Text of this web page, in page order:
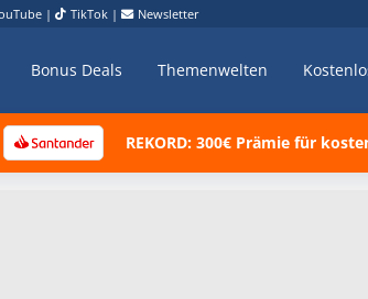
| TikTok | Newsletter
Bonus Deals Themenwelten
REKORD: 300€ Prämie für